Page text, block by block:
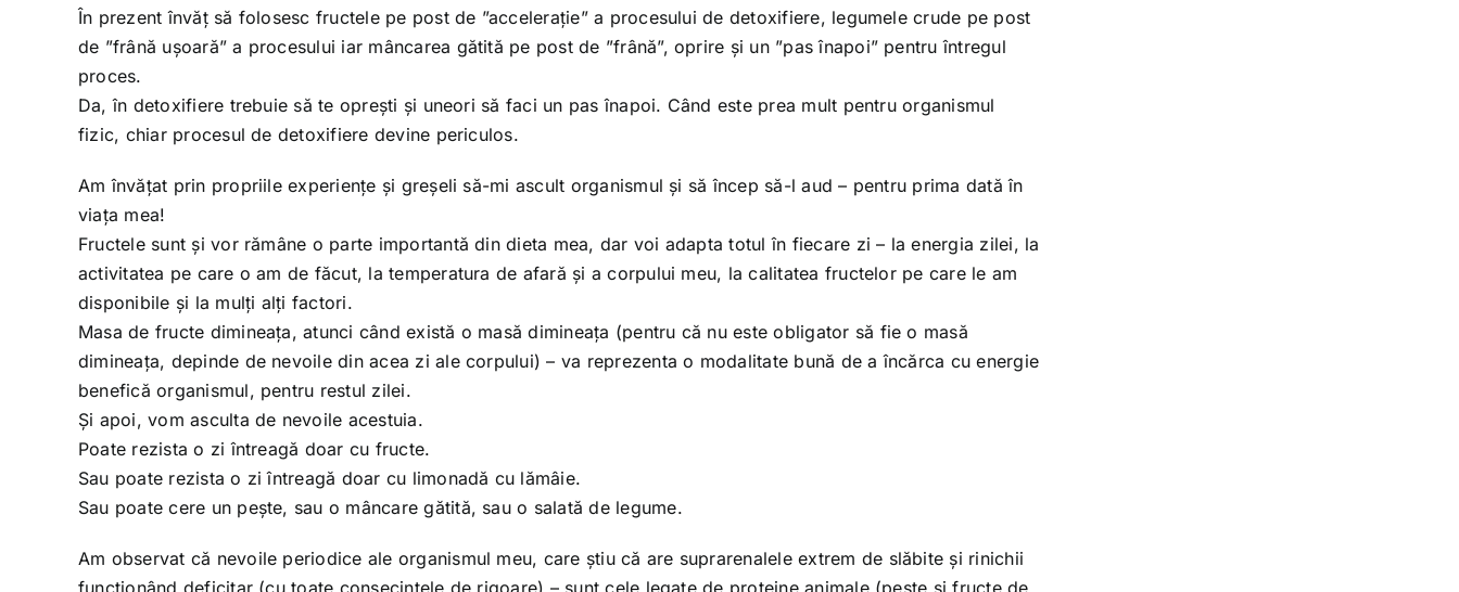
În prezent învăț să folosesc fructele pe post de ”accelerație” a procesului de detoxifiere, legumele crude pe post
de ”frână ușoară” a procesului iar mâncarea gătită pe post de ”frână”, oprire și un ”pas înapoi” pentru întregul
proces.
Da, în detoxifiere trebuie să te oprești și uneori să faci un pas înapoi. Când este prea mult pentru organismul
fizic, chiar procesul de detoxifiere devine periculos.
Am învățat prin propriile experiențe și greșeli să-mi ascult organismul și să încep să-l aud – pentru prima dată în
viața mea!
Fructele sunt și vor rămâne o parte importantă din dieta mea, dar voi adapta totul în fiecare zi – la energia zilei, la
activitatea pe care o am de făcut, la temperatura de afară și a corpului meu, la calitatea fructelor pe care le am
disponibile și la mulți alți factori.
Masa de fructe dimineața, atunci când există o masă dimineața (pentru că nu este obligator să fie o masă
dimineața, depinde de nevoile din acea zi ale corpului) – va reprezenta o modalitate bună de a încărca cu energie
benefică organismul, pentru restul zilei.
Și apoi, vom asculta de nevoile acestuia.
Poate rezista o zi întreagă doar cu fructe.
Sau poate rezista o zi întreagă doar cu limonadă cu lămâie.
Sau poate cere un pește, sau o mâncare gătită, sau o salată de legume.
Am observat că nevoile periodice ale organismul meu, care știu că are suprarenalele extrem de slăbite și rinichii
funcționând deficitar (cu toate consecințele de rigoare) – sunt cele legate de proteine animale (pește și fructe de